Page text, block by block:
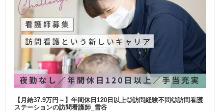
【月給37.9万円～】年間休日120日以上◎訪問経験不問◎訪問看護
ステーションの訪問看護師_雪谷